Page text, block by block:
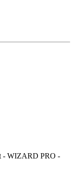
- WIZARD PRO -